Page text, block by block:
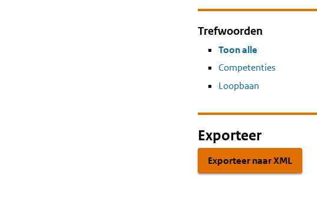
Trefwoorden
Toon alle
Competenties
Loopbaan
Exporteer
Exporteer naar XML